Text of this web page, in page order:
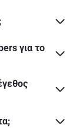
για το